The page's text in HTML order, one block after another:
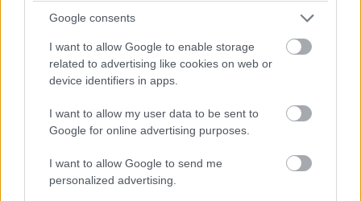
Google consents
I want to allow Google to enable storage
related to advertising like cookies on web or
device identifiers in apps.
I want to allow my user data to be sent to
Google for online advertising purposes.
I want to allow Google to send me
personalized advertising.
Hamis CAPTCHA tesztekkel
törnek fel gépeket támadók
Kedvencekhez
Ledneczki József |2025 március 20. 07:03